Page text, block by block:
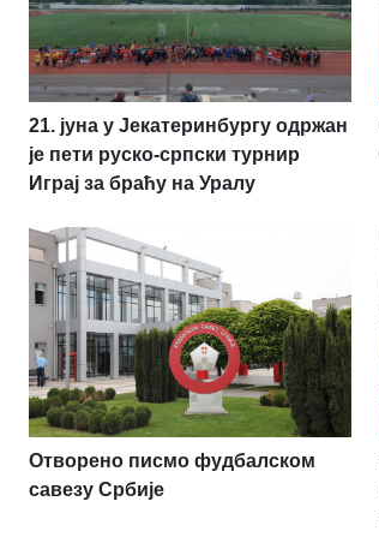
21. јуна у Јекатеринбургу одржан
је пети руско-српски турнир
Играј за браћу на Уралу
Отворено писмо фудбалском
савезу Србије